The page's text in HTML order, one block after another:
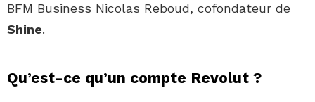
BFM Business Nicolas Reboud, cofondateur de
Shine.
Qu’est-ce qu’un compte Revolut ?